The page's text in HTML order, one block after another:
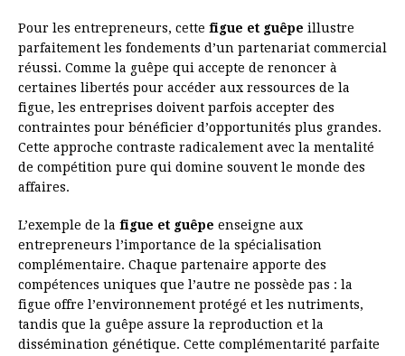
Pour les entrepreneurs, cette figue et guêpe illustre
parfaitement les fondements d’un partenariat commercial
réussi. Comme la guêpe qui accepte de renoncer à
certaines libertés pour accéder aux ressources de la
figue, les entreprises doivent parfois accepter des
contraintes pour bénéficier d’opportunités plus grandes.
Cette approche contraste radicalement avec la mentalité
de compétition pure qui domine souvent le monde des
affaires.
L’exemple de la figue et guêpe enseigne aux
entrepreneurs l’importance de la spécialisation
complémentaire. Chaque partenaire apporte des
compétences uniques que l’autre ne possède pas : la
figue offre l’environnement protégé et les nutriments,
tandis que la guêpe assure la reproduction et la
dissémination génétique. Cette complémentarité parfaite